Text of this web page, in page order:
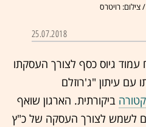
רויטרס
25.07.2018
גיוס כסף לצורך העסקתו
עם עיתון "ג'רוזלם
ביקורתית. הארגון שואף
לשמש לצורך העסקה של כ"ץ